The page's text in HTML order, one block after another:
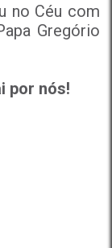
no Céu com
Gregório
por nós!